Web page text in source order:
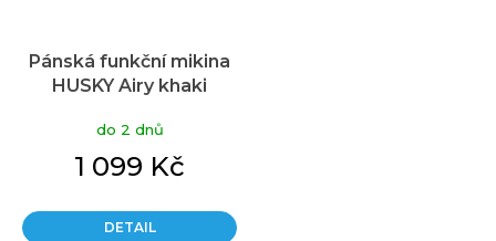
Pánská funkční mikina
HUSKY Airy khaki
do 2 dnů
1 099 Kč
DETAIL